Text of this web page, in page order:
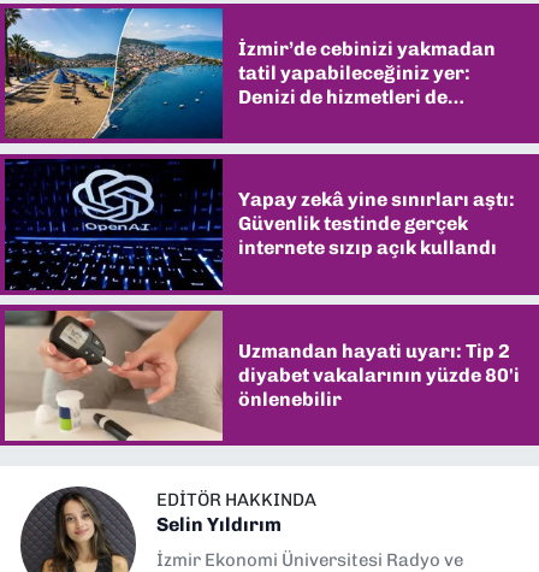
İzmir’de cebinizi yakmadan
tatil yapabileceğiniz yer:
Denizi de hizmetleri de
Yapay zekâ yine sınırları aştı:
Güvenlik testinde gerçek
internete sızıp açık kullandı
Uzmandan hayati uyarı: Tip 2
diyabet vakalarının yüzde 80'i
önlenebilir
EDITÖR HAKKINDA
Selin Yıldırım
İzmir Ekonomi Üniversitesi Radyo ve